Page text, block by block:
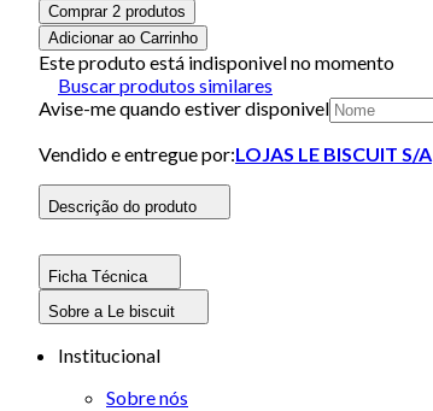
Comprar 2 produtos
Adicionar ao Carrinho
Este produto está indisponivel no momento
Buscar produtos similares
Avise-me quando estiver disponivel
Vendido e entregue por:LOJAS LE BISCUIT S/A
Descrição do produto
Ficha Técnica
Sobre a Le biscuit
Institucional
Sobre nós